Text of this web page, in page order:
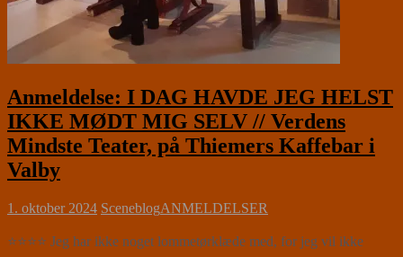
Anmeldelse: I DAG HAVDE JEG HELST
IKKE MØDT MIG SELV // Verdens
Mindste Teater, på Thiemers Kaffebar i
Valby
1. oktober 2024 SceneblogANMELDELSER
⭐⭐⭐⭐ Jeg har ikke noget lommetørklæde med, for jeg vil ikke